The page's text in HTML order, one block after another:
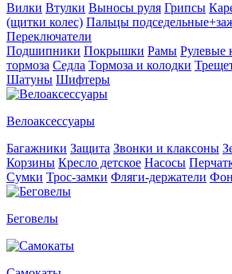
Вилки Втулки Выносы руля Грипсы
(щитки колес) Пальцы
Переключатели
Подшипники Покрышки Рамы Рулевые
тормоза Седла Тормоза и колодки
Шатуны Шифтеры
Велоаксессуары
Багажники Защита Звонки и клаксоны
Корзины Кресло детское Насосы
Сумки Трос-замки Фляги-держатели
Беговелы